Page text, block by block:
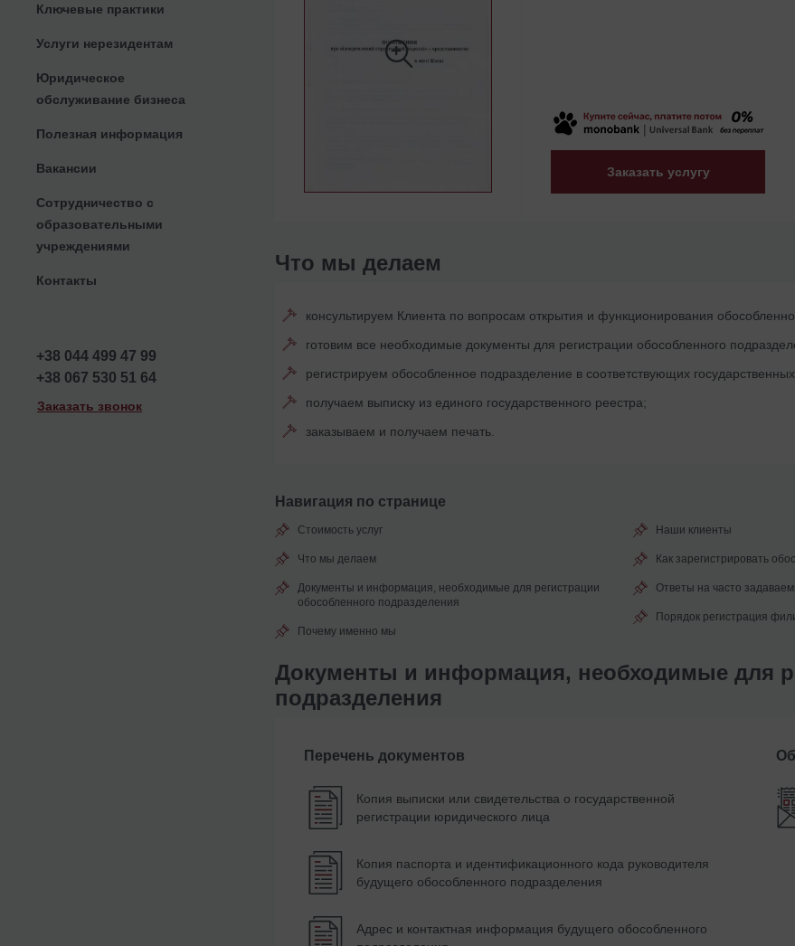
Ключевые практики
Услуги нерезидентам
Юридическое
обслуживание бизнеса
Полезная информация
Вакансии
Сотрудничество с
образовательными
учреждениями
Контакты
+38 044 499 47 99
+38 067 530 51 64
Заказать звонок
Заказать услугу
Что мы делаем
консультируем Клиента по вопросам открытия и функционирования
готовим все необходимые документы для регистрации обособленного
регистрируем обособленное подразделение в соответствующих
получаем выписку из единого государственного реестра;
заказываем и получаем печать.
Навигация по странице
Стоимость услуг
Что мы делаем
Документы и информация, необходимые для регистрации
обособленного подразделения
Почему именно мы
Наши клиенты
Как зарегистрировать
Ответы на часто
Порядок регистрация
Документы и информация, необходимые для
подразделения
Перечень документов
Копия выписки или свидетельства о государственной
регистрации юридического лица
Копия паспорта и идентификационного кода руководителя
будущего обособленного подразделения
Адрес и контактная информация будущего обособленного